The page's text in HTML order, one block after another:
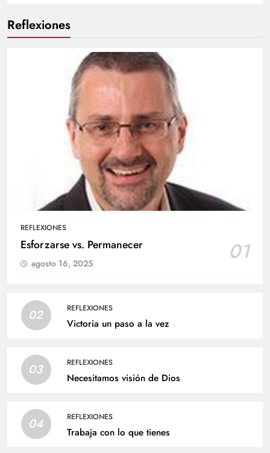
Reflexiones
REFLEXIONES
Esforzarse vs. Permanecer 01
agosto 16, 2025
02 REFLEXIONES
Victoria un paso a la vez
03 REFLEXIONES
Necesitamos visión de Dios
04 REFLEXIONES
Trabaja con lo que tienes